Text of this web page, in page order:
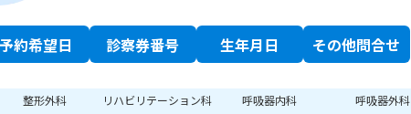
予約希望日 診察券番号 生年月日 その他問合せ
整形外科 リハビリテーション科 呼吸器内科
呼吸器外科